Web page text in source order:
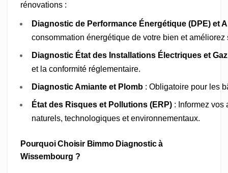
rénovations :
Diagnostic de Performance Énergétique (DPE) et
consommation énergétique de votre bien et améliorez
Diagnostic État des Installations Électriques et Gaz
et la conformité réglementaire.
Diagnostic Amiante et Plomb : Obligatoire pour les
État des Risques et Pollutions (ERP) : Informez vos
naturels, technologiques et environnementaux.
Pourquoi Choisir Bimmo Diagnostic à
Wissembourg ?